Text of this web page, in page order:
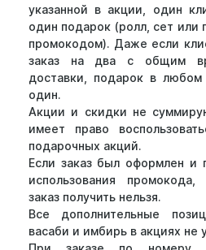
указанной в акции, один
один подарок (ролл, сет или
промокодом). Даже если
заказ на два с общим
доставки, подарок в любом
один.
Акции и скидки не
имеет право
подарочных акций.
Если заказ был оформлен и
использования
заказ получить нельзя.
Все дополнительные
васаби и имбирь в акциях не